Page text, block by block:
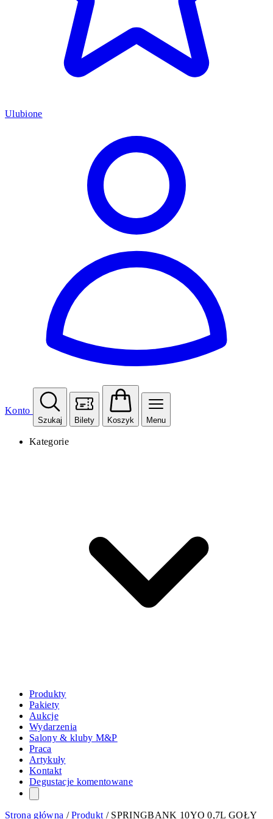
Ulubione
Konto
Szukaj Bilety Koszyk Menu
Kategorie
Produkty
Pakiety
Aukcje
Wydarzenia
Salony & kluby M&P
Praca
Artykuły
Kontakt
Degustacje komentowane
Strona główna /Produkt / SPRINGBANK 10YO 0,7L GOŁY